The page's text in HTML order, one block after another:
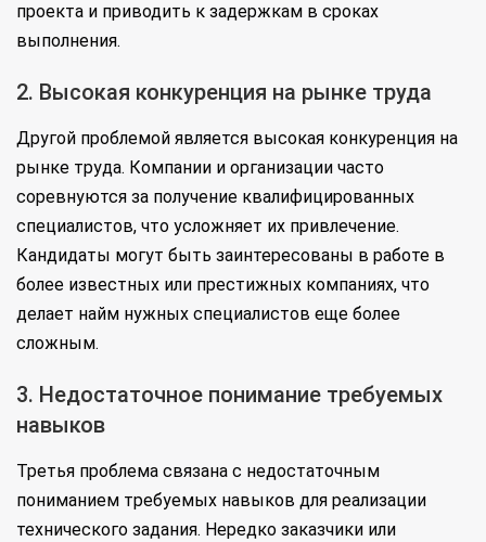
проекта и приводить к задержкам в сроках
выполнения.
2. Высокая конкуренция на рынке труда
Другой проблемой является высокая конкуренция на
рынке труда. Компании и организации часто
соревнуются за получение квалифицированных
специалистов, что усложняет их привлечение.
Кандидаты могут быть заинтересованы в работе в
более известных или престижных компаниях, что
делает найм нужных специалистов еще более
сложным.
3. Недостаточное понимание требуемых
навыков
Третья проблема связана с недостаточным
пониманием требуемых навыков для реализации
технического задания. Нередко заказчики или